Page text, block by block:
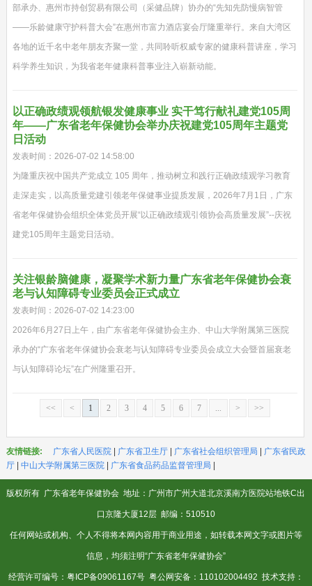
部承办、惠州市持创贸易有限公司（采健品牌）协办的“先知先防慢病智管
——乐龄健康守护科普大会”在惠州市富力酒店宴会厅隆重举行。来自大湾区
各地的近千名中老年朋友齐聚一堂，共同聆听权威专家的健康科普讲座，学习
科学养生知识，为我省老年健康科普事业注入崭新动能。
以正确政绩观领航银发健康事业 实干笃行献礼建党105周
年——广东省老年保健协会举办庆祝建党105周年主题党
日活动
发表时间：2026-07-02 14:58:00
为隆重庆祝中国共产党成立 105 周年，推动树立和践行正确政绩观学习教育
走深走实，以高质量党建引领老年保健事业提质发展，2026年7月1日，广东
省老年保健协会组织全体党员开展“以正确政绩观引领协会高质量发展”--庆祝
建党105周年主题党日活动。
关注银龄脑健康，凝聚学术新力量广东省老年保健协会衰
老与认知障碍专业委员会正式成立
发表时间：2026-07-02 14:23:00
2026年6月27日上午，由广东省老年保健协会主办、中山大学附属第三医院
承办的“广东省老年保健协会衰老与认知障碍专业委员会成立大会暨首届衰老
与认知障碍论坛”在广州隆重召开。
<< < 1 2 3 4 5 6 7 ... > >>
友情链接: 广东省人民医院| 广东省卫生厅| 广东省社会组织管理局
广东省民政
厅| 中山大学附属第三医院| 广东省食品药品监督管理局
版权所有 广东省老年保健协会 地址：广州市广州大道北京溪南方医院站地铁C出
口京隆大厦12层 邮编：510510
任何网站或机构、个人不得将本网内容用于商业用途，如转载本网文字或图片等
信息，均须注明“广东省老年保健协会”
经营许可编号： 粤ICP备09061167号粤公网安备：110102004492 技术支持：